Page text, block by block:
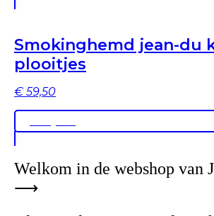
Smokinghemd jean-du
plooitjes
€ 59,50
Welkom in de webshop van
⟶